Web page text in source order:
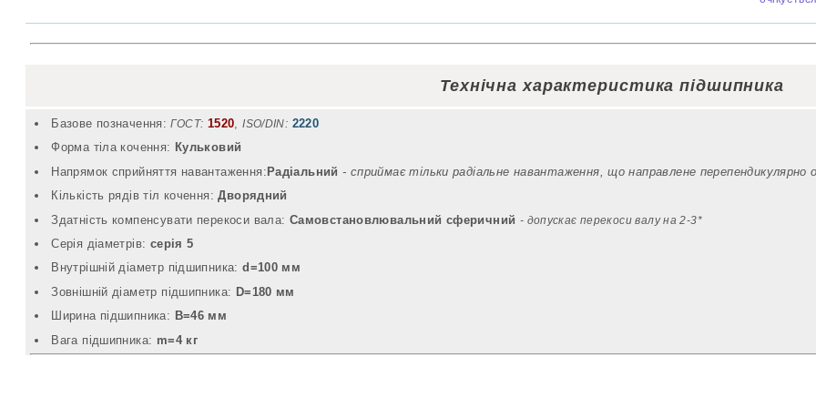
Технічна характеристика підшипника
Базове позначення: ГОСТ: 1520,ISO/DIN: 2220
Форма тіла кочення: Кульковий
Напрямок сприйняття навантаження: Радіальний - cприймає тільки радіальне навантаження, що направлене перепендикулярно
Кількість рядів тіл кочення:Дворядний
Здатність компенсувати перекоси вала: Самовстановлювальний сферичний - допускає перекоси валу на 2-3*
Серія діаметрів: серія 5
Внутрішній діаметр підшипника:d=100 мм
Зовнішній діаметр підшипника: D=180 мм
Ширина підшипника: B=46 мм
Вага підшипника: m=4 кг